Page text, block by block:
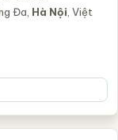
Đa, Hà Nội , Việt